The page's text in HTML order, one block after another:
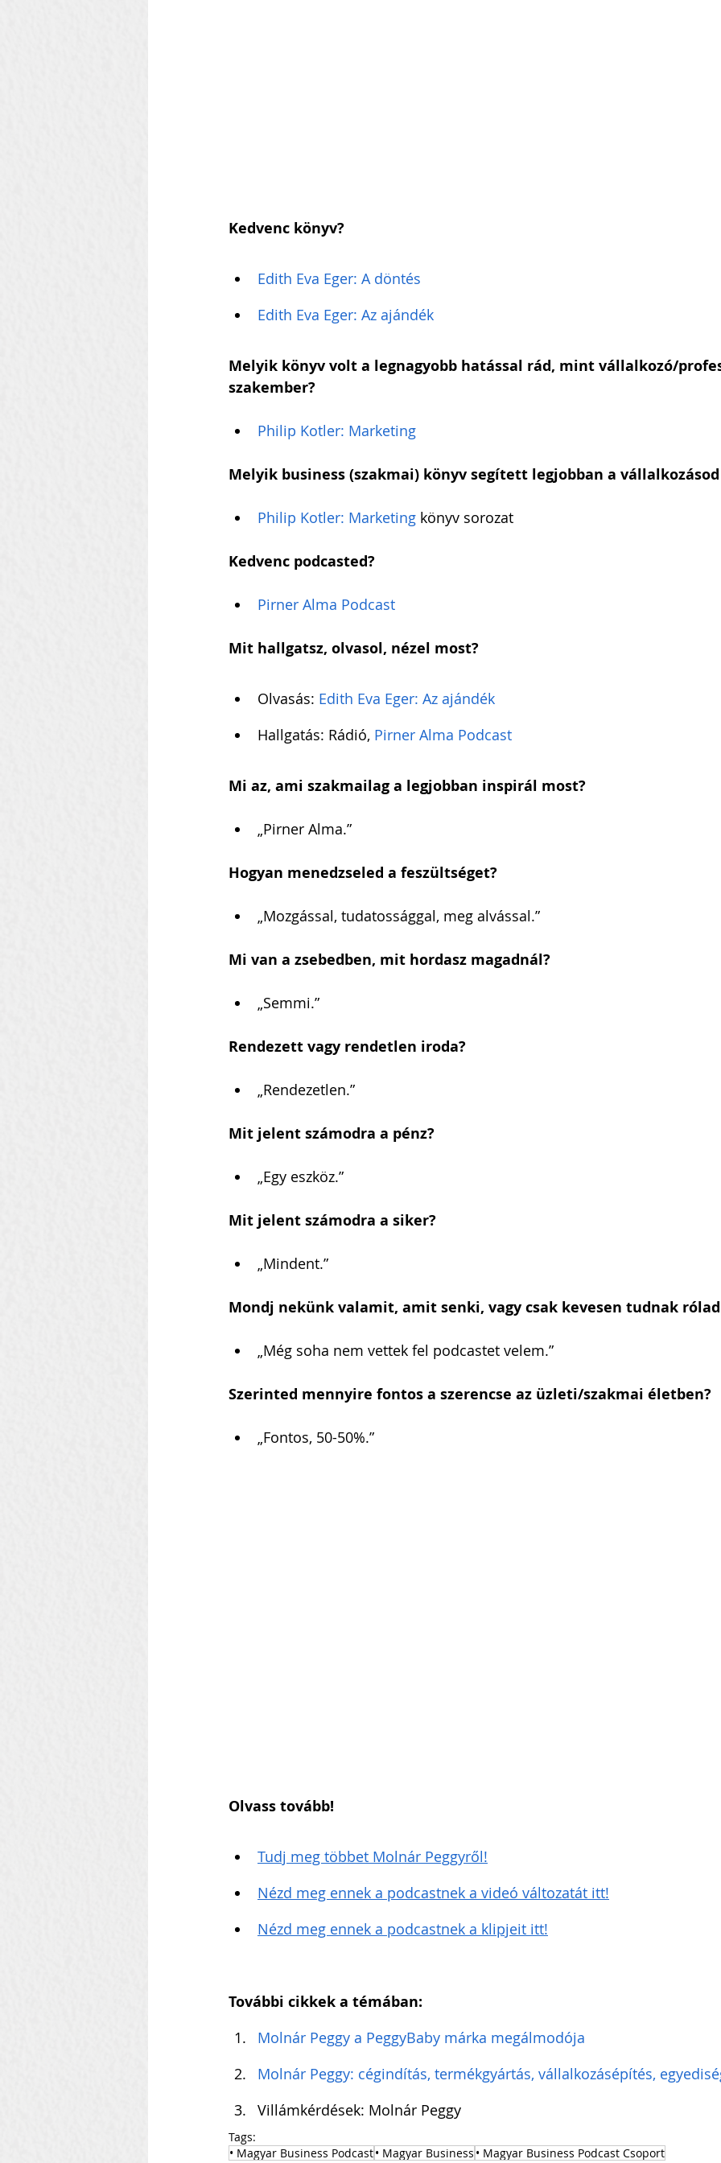
Kedvenc könyv?
Edith Eva Eger: A döntés
Edith Eva Eger: Az ajándék
Melyik könyv volt a legnagyobb hatással rád, mint vállalkozó/
szakember?
Philip Kotler: Marketing
Melyik business (szakmai) könyv segített legjobban a
Philip Kotler: Marketing könyv sorozat
Kedvenc podcasted?
Pirner Alma Podcast
Mit hallgatsz, olvasol, nézel most?
Olvasás: Edith Eva Eger: Az ajándék
Hallgatás: Rádió, Pirner Alma Podcast
Mi az, ami szakmailag a legjobban inspirál most?
„Pirner Alma.”
Hogyan menedzseled a feszültséget?
„Mozgással, tudatossággal, meg alvással.”
Mi van a zsebedben, mit hordasz magadnál?
„Semmi.”
Rendezett vagy rendetlen iroda?
„Rendezetlen.”
Mit jelent számodra a pénz?
„Egy eszköz.”
Mit jelent számodra a siker?
„Mindent.”
Mondj nekünk valamit, amit senki, vagy csak kevesen tudnak
„Még soha nem vettek fel podcastet velem.”
Szerinted mennyire fontos a szerencse az üzleti/szakmai életben?
„Fontos, 50-50%.”
Olvass tovább!
Tudj meg többet Molnár Peggyről!
Nézd meg ennek a podcastnek a videó változatát itt!
Nézd meg ennek a podcastnek a klipjeit itt!
További cikkek a témában:
Molnár Peggy a PeggyBaby márka megálmodója
Molnár Peggy: cégindítás, termékgyártás, vállalkozásépítés,
Villámkérdések: Molnár Peggy
Tags:
• Magyar Business Podcast• Magyar Business • Magyar Business Podcast Csoport